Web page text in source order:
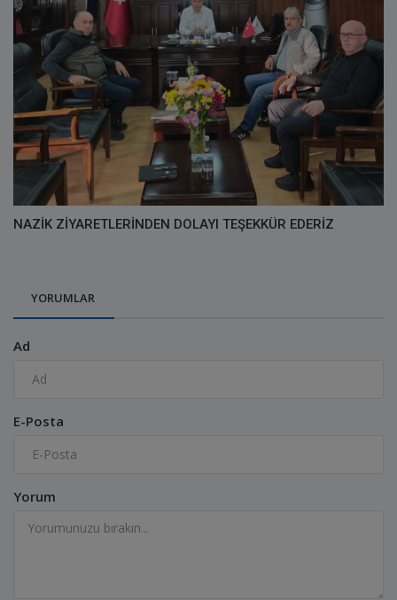
NAZİK ZİYARETLERİNDEN DOLAYI TEŞEKKÜR EDERİZ
YORUMLAR
Ad
E-Posta
Yorum